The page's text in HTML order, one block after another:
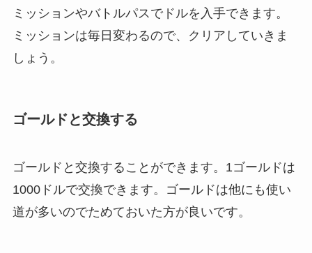
ミッションやバトルパスでドルを入手できます。
ミッションは毎日変わるので、クリアしていきま
しょう。
ゴールドと交換する
ゴールドと交換することができます。1ゴールドは
1000ドルで交換できます。ゴールドは他にも使い
道が多いのでためておいた方が良いです。